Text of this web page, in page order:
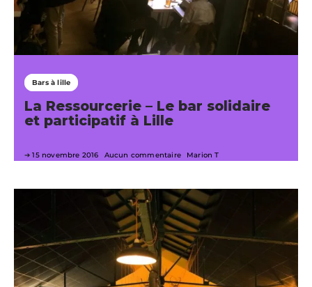
Bars à lille
La Ressourcerie – Le bar solidaire
et participatif à Lille
15 novembre 2016 Aucun commentaire Marion T